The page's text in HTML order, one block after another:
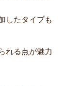
したタイプも
れる点が魅力